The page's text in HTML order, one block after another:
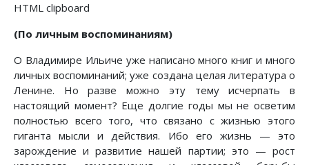
HTML clipboard
(По личным воспоминаниям)
О Владимире Ильиче уже написано много книг и много
личных воспоминаний; уже создана целая литература о
Ленине. Но разве можно эту тему исчерпать в
настоящий момент? Еще долгие годы мы не осветим
полностью всего того, что связано с жизнью этого
гиганта мысли и действия. Ибо его жизнь — это
зарождение и развитие нашей партии; это — рост